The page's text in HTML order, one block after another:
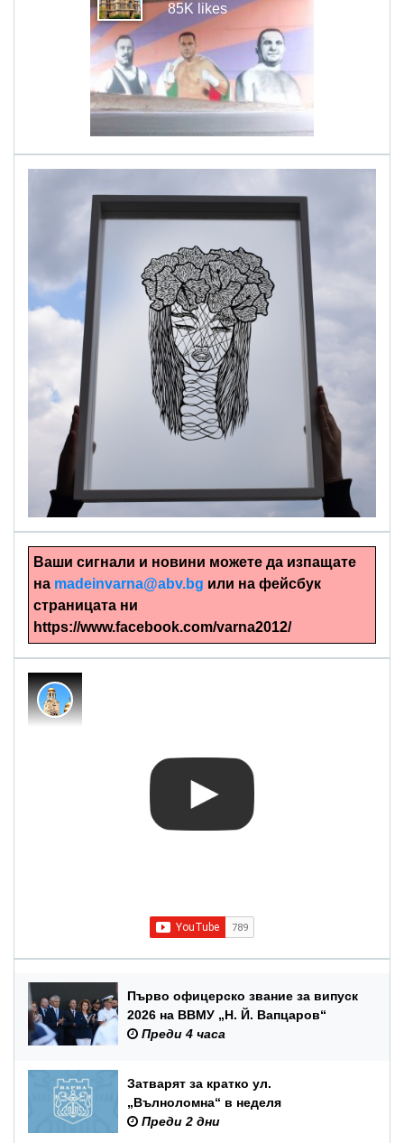
85K likes
Ръчно изрязани картини
Ваши сигнали и новини можете да изпащате
на madeinvarna@abv.bg или на фейсбук
страницата ни
https://www.facebook.com/varna2012/
Първо офицерско звание за випуск
2026 на ВВМУ „Н. Й. Вапцаров“
Преди 4 часа
Затварят за кратко ул.
„Вълноломна“ в неделя
Преди 2 дни